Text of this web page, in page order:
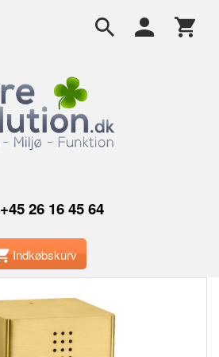
+45 26 16 45 64
Indkøbskurv